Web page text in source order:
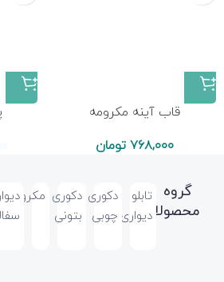
قاب آینه مکرومه
تومان
گروه
محصولات
تابلو
دیواری
دکوری
چوبی
دکوری
بتونی
مکرومه